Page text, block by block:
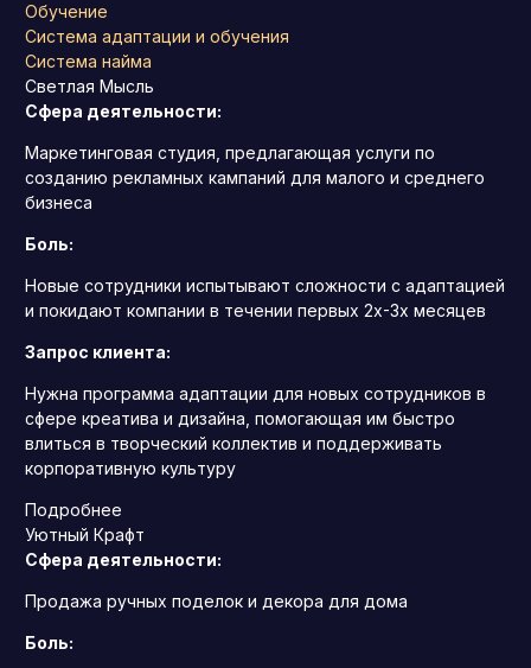
Обучение
Система адаптации и обучения
Система найма
Светлая Мысль
Сфера деятельности:
Маркетинговая студия, предлагающая услуги по
созданию рекламных кампаний для малого и среднего
бизнеса
Боль:
Новые сотрудники испытывают сложности с адаптацией
и покидают компании в течении первых 2х-3х месяцев
Запрос клиента:
Нужна программа адаптации для новых сотрудников в
сфере креатива и дизайна, помогающая им быстро
влиться в творческий коллектив и поддерживать
корпоративную культуру
Подробнее
Уютный Крафт
Сфера деятельности:
Продажа ручных поделок и декора для дома
Боль: